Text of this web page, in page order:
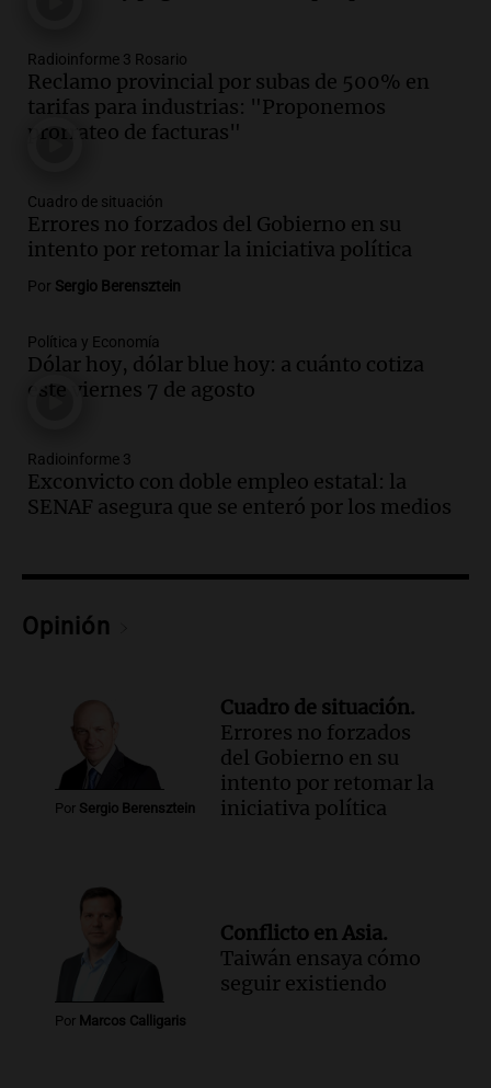
Audio.Disminuyen las víctimas fatales
por accidentes de tránsito en el primer
semestre de 2026
Panorama Federal
Reinheimer fue premiada a nivel
mundial: "La ciencia tiene muchas
facetas"
Episodios
en la autopista Tucumán-Famagüeya
cerca del puente Marianela
Panorama Federal
elementos robados en Rafaela durante
la madrugada del viernes
Panorama Federal
Audio.Violento robo en peluquería de
dinero y objetos de valor
La Mesa Regional por
Inseguridad Rural convoca a
productores agropecuarios para
septiembre
Panorama Federal
Episodios
tras sesión legislativa intensa
Noticias
Episodios
Audio.
Ciudadanía italiana: un fallo
abrió una vía de reclamo para miles de
descendientes
Radioinforme 3 Rosario
Reclamo provincial por subas de 500% en
tarifas para industrias: "Proponemos
prorrateo de facturas"
Cuadro de situación
Errores no forzados del Gobierno en su
intento por retomar la iniciativa política
Por Sergio Berensztein
Política y Economía
Dólar hoy, dólar blue hoy: a cuánto cotiza
este viernes 7 de agosto
Radioinforme 3
Exconvicto con doble empleo estatal: la
SENAF asegura que se enteró por los medios
Opinión
Por Sergio Berensztein
Cuadro de situación.
Errores no forzados
del Gobierno en su
intento por retomar la
iniciativa política
Por Marcos Calligaris
Conflicto en Asia.
Taiwán ensaya cómo
seguir existiendo